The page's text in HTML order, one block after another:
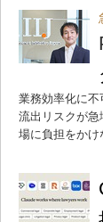
業務効率化に
流出リスクが
場に負担をかけ